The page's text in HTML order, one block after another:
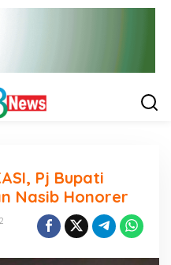
Pj Bupati
Nasib Honorer